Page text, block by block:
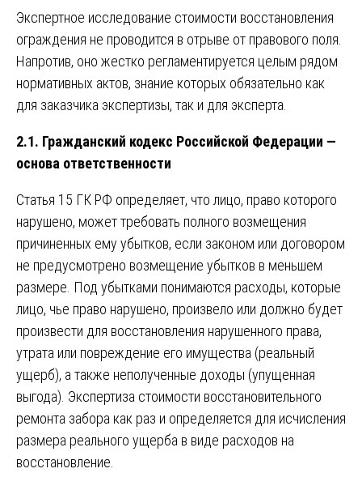
Экспертное исследование стоимости восстановления
ограждения не проводится в отрыве от правового поля.
Напротив, оно жестко регламентируется целым рядом
нормативных актов, знание которых обязательно как
для заказчика экспертизы, так и для эксперта.
2.1. Гражданский кодекс Российской Федерации —
основа ответственности
Статья 15 ГК РФ определяет, что лицо, право которого
нарушено, может требовать полного возмещения
причиненных ему убытков, если законом или договором
не предусмотрено возмещение убытков в меньшем
размере. Под убытками понимаются расходы, которые
лицо, чье право нарушено, произвело или должно будет
произвести для восстановления нарушенного права,
утрата или повреждение его имущества (реальный
ущерб), а также неполученные доходы (упущенная
выгода). Экспертиза стоимости восстановительного
ремонта забора как раз и определяется для исчисления
размера реального ущерба в виде расходов на
восстановление.